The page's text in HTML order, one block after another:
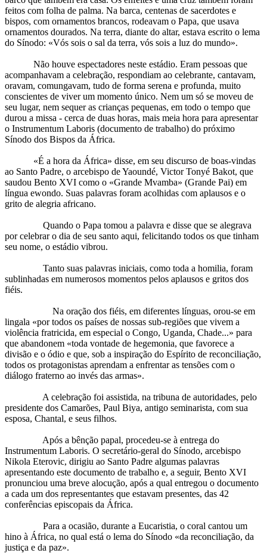
feitos com folha de palma. Na barca, centenas de sacerdotes e
bispos, com ornamentos brancos, rodeavam o Papa, que usava
ornamentos dourados. Na terra, diante do altar, estava escrito o lema
do Sínodo: «Vós sois o sal da terra, vós sois a luz do mundo».
Não houve espectadores neste estádio. Eram pessoas que
acompanhavam a celebração, respondiam ao celebrante, cantavam,
oravam, comungavam, tudo de forma serena e profunda, muito
conscientes de viver um momento único. Nem um só se moveu de
seu lugar, nem sequer as crianças pequenas, em todo o tempo que
durou a missa - cerca de duas horas, mais meia hora para apresentar
o Instrumentum Laboris (documento de trabalho) do próximo
Sínodo dos Bispos da África.
«É a hora da África» disse, em seu discurso de boas-vindas
ao Santo Padre, o arcebispo de Yaoundé, Victor Tonyé Bakot, que
saudou Bento XVI como o «Grande Mvamba» (Grande Pai) em
língua ewondo. Suas palavras foram acolhidas com aplausos e o
grito de alegria africano.
Quando o Papa tomou a palavra e disse que se alegrava
por celebrar o dia de seu santo aqui, felicitando todos os que tinham
seu nome, o estádio vibrou.
Tanto suas palavras iniciais, como toda a homilia, foram
sublinhadas em numerosos momentos pelos aplausos e gritos dos
fiéis.
Na oração dos fiéis, em diferentes línguas, orou-se em
lingala «por todos os países de nossas sub-regiões que vivem a
violência fratricida, em especial o Congo, Uganda, Chade...» para
que abandonem «toda vontade de hegemonia, que favorece a
divisão e o ódio e que, sob a inspiração do Espírito de reconciliação,
todos os protagonistas aprendam a enfrentar as tensões com o
diálogo fraterno ao invés das armas».
A celebração foi assistida, na tribuna de autoridades, pelo
presidente dos Camarões, Paul Biya, antigo seminarista, com sua
esposa, Chantal, e seus filhos.
Após a bênção papal, procedeu-se à entrega do
Instrumentum Laboris. O secretário-geral do Sínodo, arcebispo
Nikola Eterovic, dirigiu ao Santo Padre algumas palavras
apresentando este documento de trabalho e, a seguir, Bento XVI
pronunciou uma breve alocução, após a qual entregou o documento
a cada um dos representantes que estavam presentes, das 42
conferências episcopais da África.
Para a ocasião, durante a Eucaristia, o coral cantou um
hino à África, no qual está o lema do Sínodo «da reconciliação, da
justiça e da paz».